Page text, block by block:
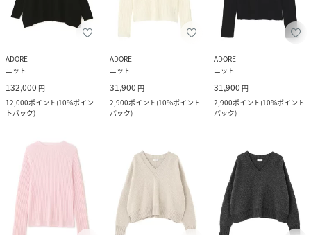
ADORE
ニット
132,000 円
12,000ポイント(10%ポイン
トバック)
ADORE
ニット
31,900 円
2,900ポイント(10%ポイント
バック)
ADORE
ニット
31,900 円
2,900ポイント(10%ポイント
バック)